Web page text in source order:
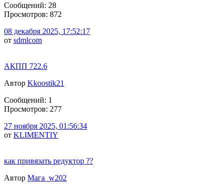
Сообщений: 28
Просмотров: 872
08 декабря 2025, 17:52:17
от sdmlcom
АКПП 722.6
Автор Kkoostik21
Сообщений: 1
Просмотров: 277
27 ноября 2025, 01:56:34
от KLIMENTIY
как привязать редуктор ??
Автор Мага_w202